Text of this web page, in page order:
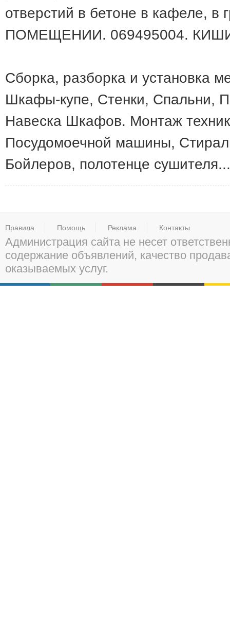
отверстий в бетоне в кафеле,
ПОМЕЩЕНИИ. 069495004.
Сборка, разборка и установка
Шкафы-купе, Cтенки, Cпальни,
Навеска Шкафов. Монтаж
Посудомоечной машины,
Бойлеров, полотенце
Правила Помощь Реклама Контакты
Администрация сайта не несет
содержание объявлений, качество
оказываемых услуг.